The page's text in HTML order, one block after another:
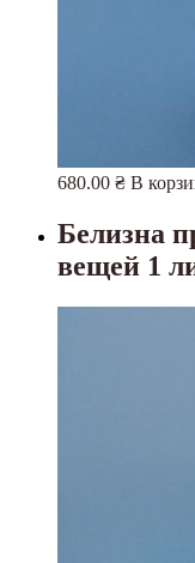
680.00 ₴ В
Белизна
вещей 1